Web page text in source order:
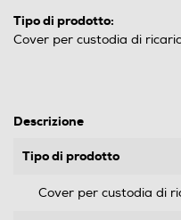
Tipo di prodotto:
Cover per custodia di
Descrizione
Tipo di prodotto
Cover per custodia di